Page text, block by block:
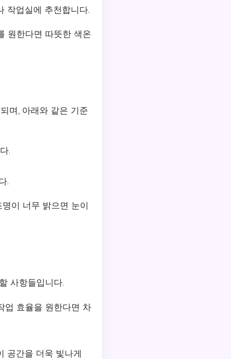
작업실에 추천합니다.
원한다면 따뜻한 색온
며, 아래와 같은 기준
.
.
이 너무 밝으면 눈이
사항들입니다.
업 효율을 원한다면 차
공간을 더욱 빛나게